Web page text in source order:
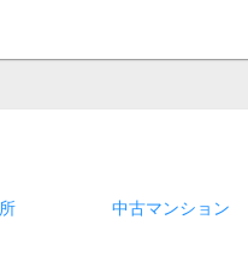
中古マンション